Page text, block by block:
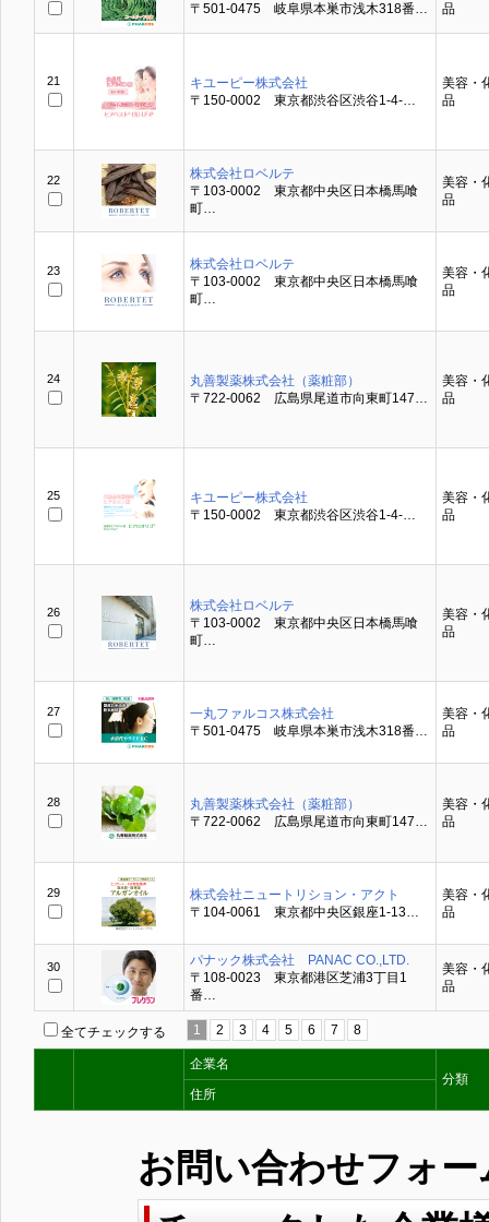
〒501-0475 岐阜県本巣市浅木318番…
品
21
キユーピー株式会社
〒150-0002 東京都渋谷区渋谷1-4-…
美容・
品
22
株式会社ロベルテ
〒103-0002 東京都中央区日本橋馬喰
町…
美容・
品
23
株式会社ロベルテ
〒103-0002 東京都中央区日本橋馬喰
町…
美容・
品
24
丸善製薬株式会社（薬粧部）
〒722-0062 広島県尾道市向東町147…
美容・
品
25
キユーピー株式会社
〒150-0002 東京都渋谷区渋谷1-4-…
美容・
品
26
株式会社ロベルテ
〒103-0002 東京都中央区日本橋馬喰
町…
美容・
品
27
一丸ファルコス株式会社
〒501-0475 岐阜県本巣市浅木318番…
美容・
品
28
丸善製薬株式会社（薬粧部）
〒722-0062 広島県尾道市向東町147…
美容・
品
29
株式会社ニュートリション・アクト
〒104-0061 東京都中央区銀座1-13…
美容・
品
30
パナック株式会社 PANAC CO.,LTD.
〒108-0023 東京都港区芝浦3丁目1
番…
美容・
品
全てチェックする 1 2 3 4 5 6 7 8
企業名
分類
住所
お問い合わせフォー